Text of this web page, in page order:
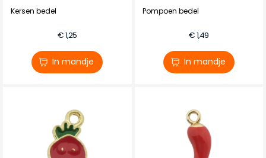
Kersen bedel
€ 1,25
In mandje
Pompoen bedel
€ 1,49
In mandje